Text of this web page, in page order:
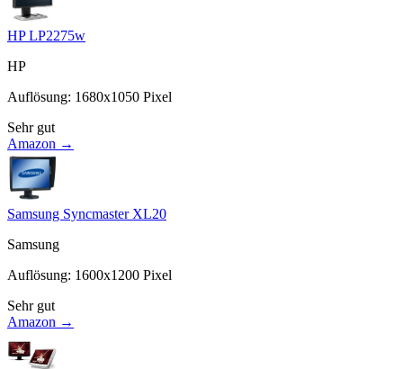
HP LP2275w
HP
Auflösung: 1680x1050 Pixel
Sehr gut
Amazon →
Samsung Syncmaster XL20
Samsung
Auflösung: 1600x1200 Pixel
Sehr gut
Amazon →